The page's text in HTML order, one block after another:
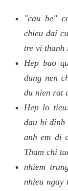
"cau be"
chieu dai
tre vi thanh
Hep bao
dung nen
du nien rat
Hep lo
dau bi dinh
anh em di
Tham chi
nhiem
nhieu ngay